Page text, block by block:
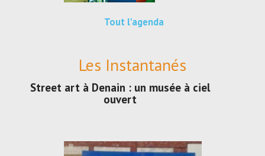
Tout l'agenda
Les Instantanés
Street art à Denain : un musée à ciel
ouvert